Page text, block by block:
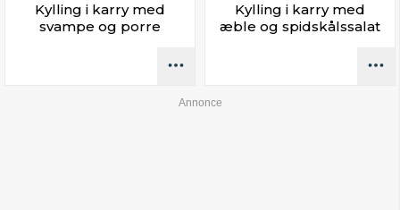
Kylling i karry med
svampe og porre
Kylling i karry med
æble og spidskålssalat